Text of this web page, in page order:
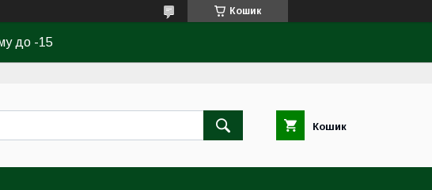
Кошик
до -15
Кошик